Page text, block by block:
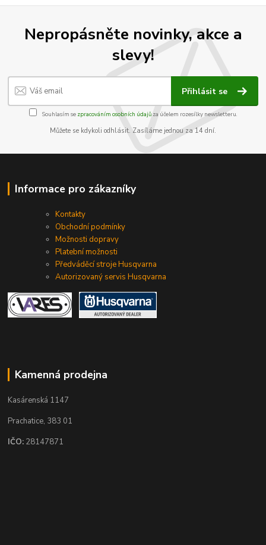
Nepropásněte novinky, akce a
slevy!
Přihlásit se
Souhlasím se zpracováním osobních údajůza účelem rozesílky newsletteru.
Můžete se kdykoli odhlásit. Zasíláme jednou za 14 dní.
Informace pro zákazníky
Kontakty
Obchodní podmínky
Možnosti dopravy
Platební možnosti
Předváděcí stroje Husqvarna
Autorizovaný servis Husqvarna
Kamenná prodejna
Kasárenská 1147
Prachatice, 383 01
IČO: 28147871